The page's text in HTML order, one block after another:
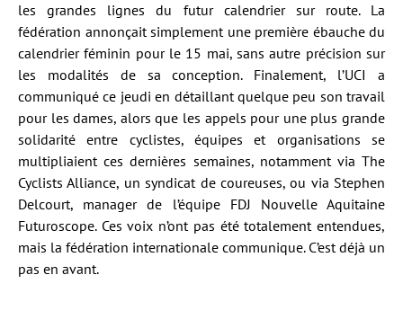
les grandes lignes du futur calendrier sur route. La
fédération annonçait simplement une première ébauche du
calendrier féminin pour le 15 mai, sans autre précision sur
les modalités de sa conception. Finalement, l’UCI a
communiqué ce jeudi en détaillant quelque peu son travail
pour les dames, alors que les appels pour une plus grande
solidarité entre cyclistes, équipes et organisations se
multipliaient ces dernières semaines, notamment via The
Cyclists Alliance, un syndicat de coureuses, ou via Stephen
Delcourt, manager de l’équipe FDJ Nouvelle Aquitaine
Futuroscope. Ces voix n’ont pas été totalement entendues,
mais la fédération internationale communique. C’est déjà un
pas en avant.